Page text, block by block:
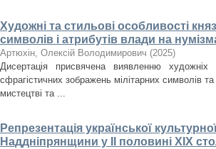
Художні та стильові особливості
символів і атрибутів влади на
Артюхін, Олексій Володимирович (2025)
Дисертація присвячена виявленню художніх
сфрагістичних зображень мілітарних символів
мистецтві та ...
Репрезентація української
Наддніпрянщини у ІІ половині XIX